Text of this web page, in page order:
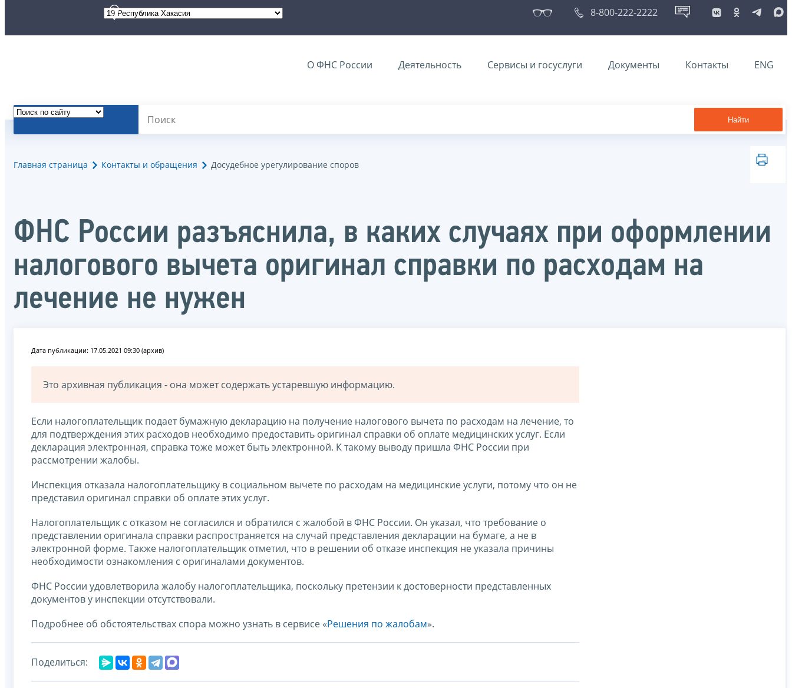
8-800-222-2222
О ФНС России Деятельность Сервисы и госуслуги Документы Контакты ENG
Найти
Главная страница Контакты и обращения Досудебное урегулирование споров
ФНС России разъяснила, в каких случаях при оформлении
налогового вычета оригинал справки по расходам на
лечение не нужен
Дата публикации: 17.05.2021 09:30 (архив)
Это архивная публикация - она может содержать устаревшую информацию.
Если налогоплательщик подает бумажную декларацию на получение налогового вычета по расходам на лечение, то
для подтверждения этих расходов необходимо предоставить оригинал справки об оплате медицинских услуг. Если
декларация электронная, справка тоже может быть электронной. К такому выводу пришла ФНС России при
рассмотрении жалобы.
Инспекция отказала налогоплательщику в социальном вычете по расходам на медицинские услуги, потому что он не
представил оригинал справки об оплате этих услуг.
Налогоплательщик с отказом не согласился и обратился с жалобой в ФНС России. Он указал, что требование о
представлении оригинала справки распространяется на случай представления декларации на бумаге, а не в
электронной форме. Также налогоплательщик отметил, что в решении об отказе инспекция не указала причины
необходимости ознакомления с оригиналами документов.
ФНС России удовлетворила жалобу налогоплательщика, поскольку претензии к достоверности представленных
документов у инспекции отсутствовали.
Подробнее об обстоятельствах спора можно узнать в сервисе «Решения по жалобам».
Поделиться: